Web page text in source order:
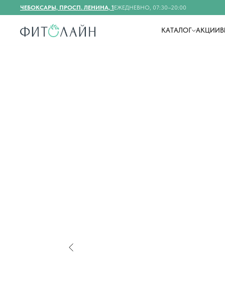
ЧЕБОКСАРЫ, ПРОСП. ЛЕНИНА, 1ЕЖЕДНЕВНО, 07:30–20:00
КАТАЛОГ АКЦИИ